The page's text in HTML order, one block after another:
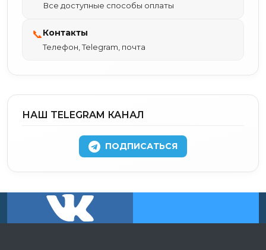
Все доступные способы оплаты
📞Контакты
Телефон, Telegram, почта
НАШ TELEGRAM КАНАЛ
ПОДПИСАТЬСЯ